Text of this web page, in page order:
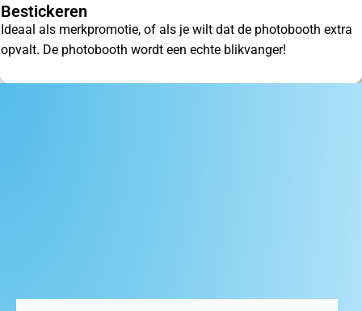
Bestickeren
Ideaal als merkpromotie, of als je wilt dat de photobooth extra
opvalt. De photobooth wordt een echte blikvanger!